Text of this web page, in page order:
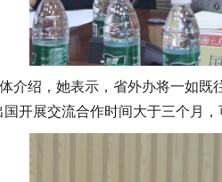
介绍，她表示，省外办将一如
开展交流合作时间大于三个月